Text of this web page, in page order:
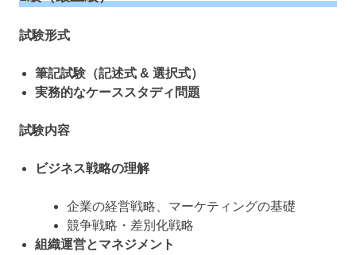
試験形式
筆記試験（記述式 & 選択式）
実務的なケーススタディ問題
試験内容
ビジネス戦略の理解
企業の経営戦略、マーケティングの基礎
競争戦略・差別化戦略
組織運営とマネジメント